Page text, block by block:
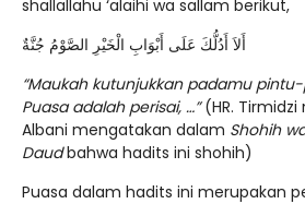
shallallahu ‘alaihi wa sallam berikut,
أَلاَ أَدُلُّكَ عَلَى أَبْوَابِ الْخَيْرِ الصَّوْمُ جُنَّةٌ
“Maukah kutunjukkan padamu
Puasa adalah perisai, …”(HR. Tirmidzi
Albani mengatakan dalam Shohih
Daudbahwa hadits ini shohih)
Puasa dalam hadits ini merupakan